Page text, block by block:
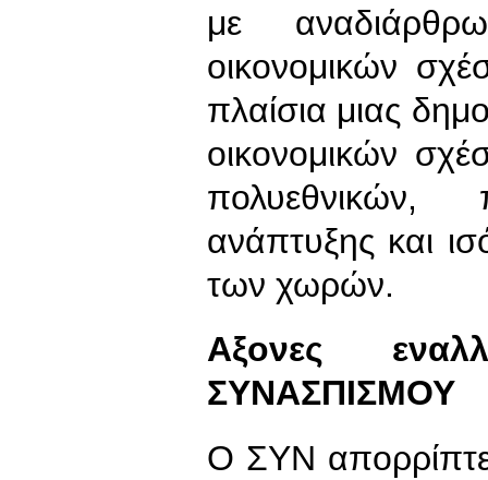
με
οικονομικών
πλαίσια μιας
οικονομικών
ανάπτυξης και
των χωρών.
Αξονες
ΣΥΝΑΣΠΙΣΜΟΥ
Ο ΣΥΝ